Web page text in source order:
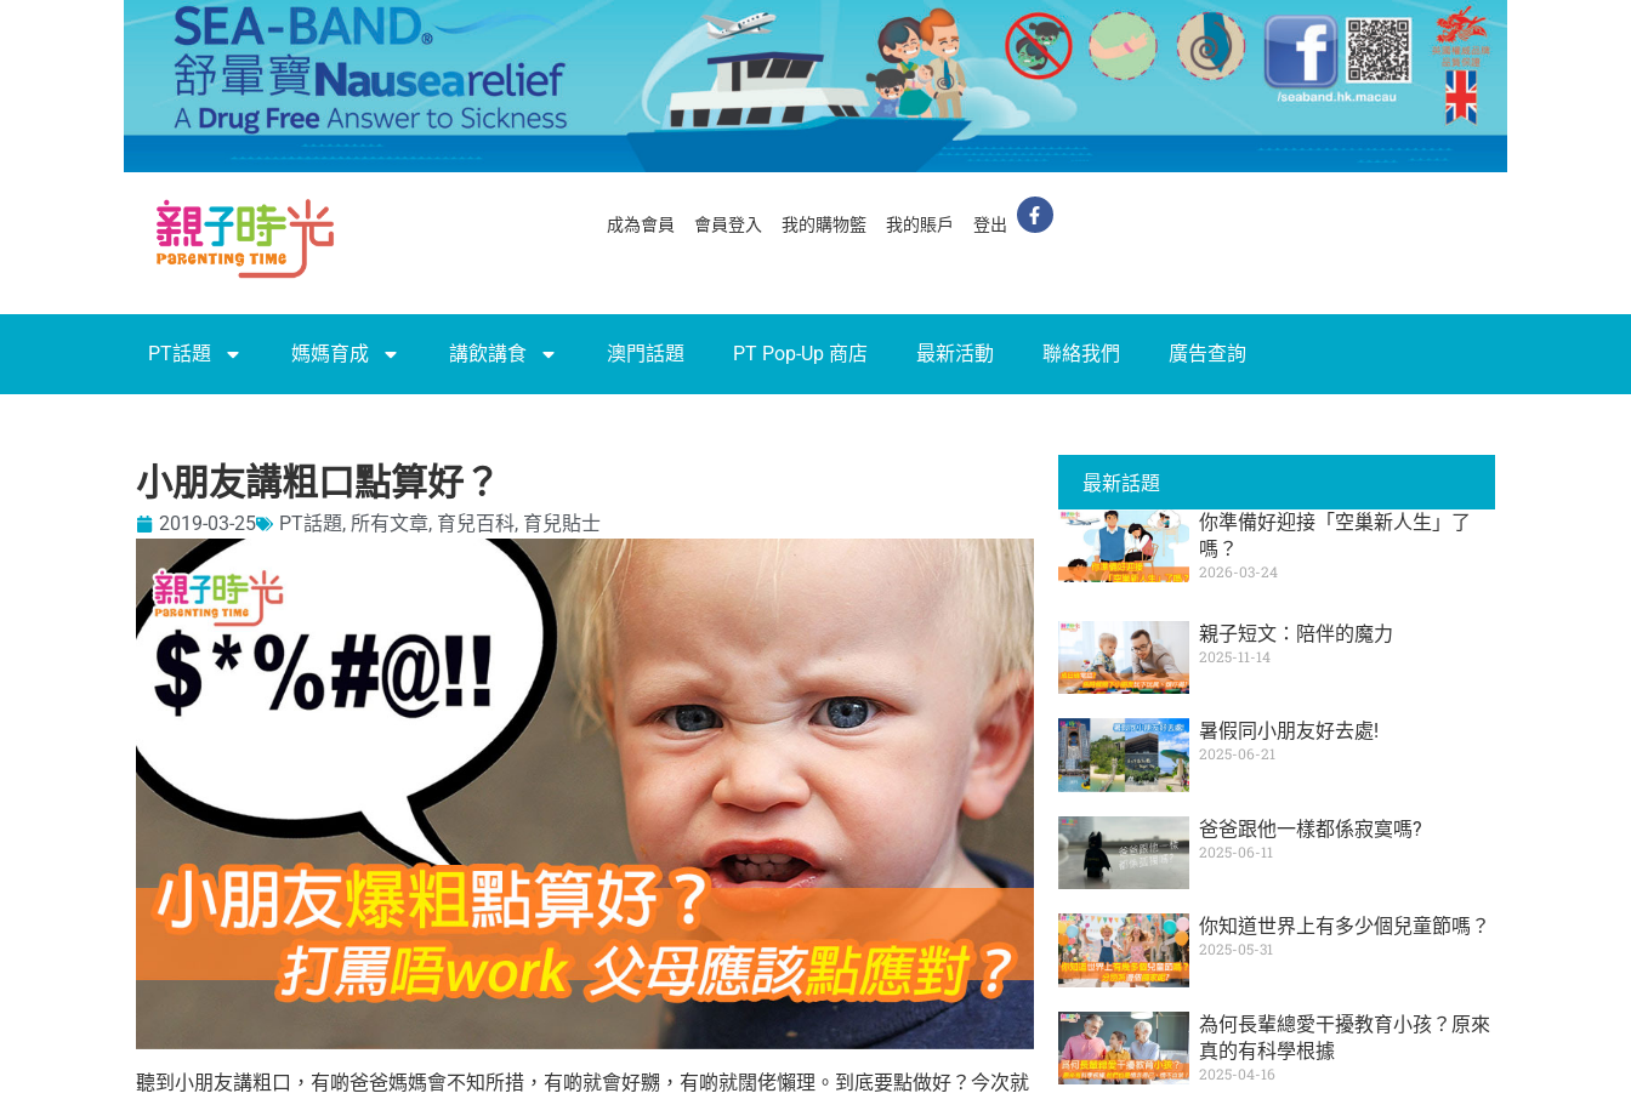
成為會員 會員登入 我的購物籃 我的賬戶 登出
PT話題 媽媽育成 講飲講食 澳門話題 PT Pop-Up 商店 最新活動 聯絡我們 廣告查詢
小朋友講粗口點算好？
2019-03-25 PT話題, 所有文章, 育兒百科, 育兒貼士
聽到小朋友講粗口，有啲爸爸媽媽會不知所措，有啲就會好嬲，有啲就闊佬懶理。到底要點做好？今次就
最新話題
你準備好迎接「空巢新人生」了
嗎？
2026-03-24
親子短文：陪伴的魔力
2025-11-14
暑假同小朋友好去處!
2025-06-21
爸爸跟他一樣都係寂寞嗎?
2025-06-11
你知道世界上有多少個兒童節嗎？
2025-05-31
為何長輩總愛干擾教育小孩？原來
真的有科學根據
2025-04-16